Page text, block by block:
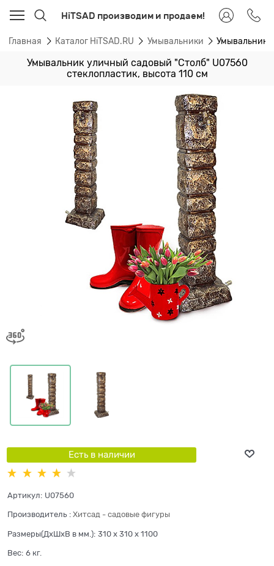
HiTSAD производим и продаем!
Главная Каталог HiTSAD.RU Умывальники Умывальник
Умывальник уличный садовый "Столб" U07560
стеклопластик, высота 110 см
Есть в наличии
Артикул: U07560
Производитель : Хитсад - садовые фигуры
Размеры(ДхШхВ в мм.): 310 x 310 x 1100
Вес: 6 кг.